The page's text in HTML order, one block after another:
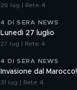
26 lug | Rete 4
4 DI SERA NEWS
Lunedì 27 luglio
27 lug | Rete 4
4 DI SERA NEWS
Invasione dal Marocco!
31 lug | Rete 4